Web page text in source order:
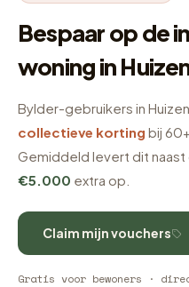
Bespaar op de
woning in
Bylder-gebruikers in
collectieve korting bij
Gemiddeld levert dit
€5.000 extra op.
Claim mijn vouchers
Gratis voor bewoners ·